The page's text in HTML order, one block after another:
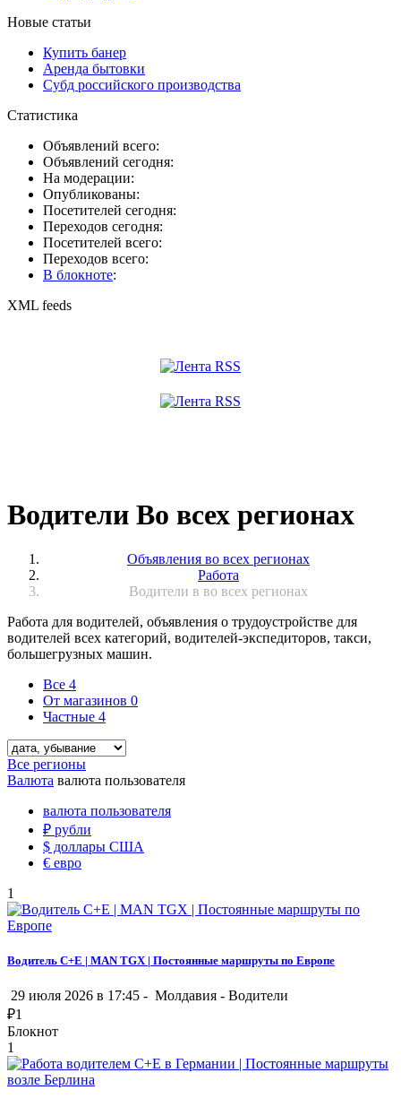
Новые статьи
Купить банер
Аренда бытовки
Субд российского производства
Статистика
Объявлений всего:
Объявлений сегодня:
На модерации:
Опубликованы:
Посетителей сегодня:
Переходов сегодня:
Посетителей всего:
Переходов всего:
В блокноте:
XML feeds
Водители Во всех регионах
Объявления во всех регионах
Работа
Водители в во всех регионах
Работа для водителей, объявления о трудоустройстве для
водителей всех категорий, водителей-экспедиторов, такси,
большегрузных машин.
Все 4
От магазинов 0
Частные 4
Все регионы
Валюта валюта пользователя
валюта пользователя
₽ рубли
$ доллары США
€ евро
1
Водитель C+E | MAN TGX | Постоянные маршруты по Европе
29 июля 2026 в 17:45 - Молдавия - Водители
₽1
Блокнот
1